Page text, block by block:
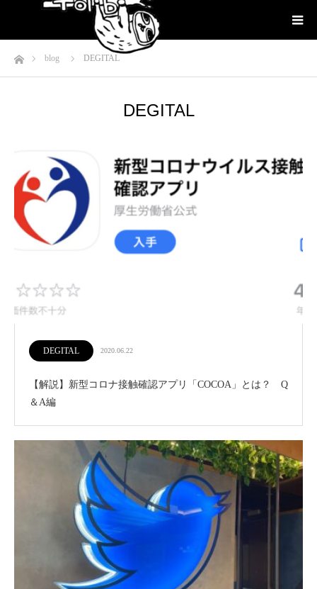
ホームblog DEGITAL
DEGITAL
DEGITAL 2020.06.22
【解説】新型コロナ接触確認アプリ「COCOA」とは？ Q
＆A編